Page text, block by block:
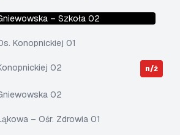
– Szkoła 02
Konopnickiej 01
02 n/ż
02
– Ośr. Zdrowia 01